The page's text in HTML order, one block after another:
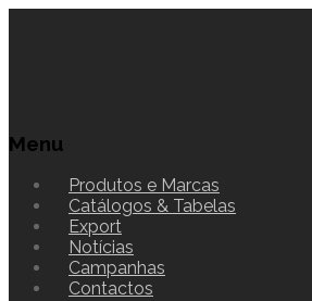
Menu
Produtos e Marcas
Catálogos & Tabelas
Export
Notícias
Campanhas
Contactos